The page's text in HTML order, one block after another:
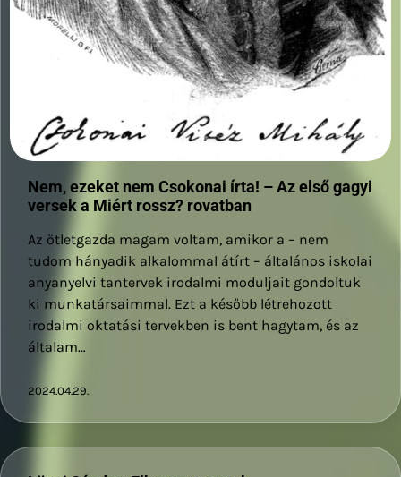
Nem, ezeket nem Csokonai írta! – Az első gagyi
versek a Miért rossz? rovatban
Az ötletgazda magam voltam, amikor a – nem
tudom hányadik alkalommal átírt – általános iskolai
anyanyelvi tantervek irodalmi moduljait gondoltuk
ki munkatársaimmal. Ezt a később létrehozott
irodalmi oktatási tervekben is bent hagytam, és az
általam…
2024.04.29.